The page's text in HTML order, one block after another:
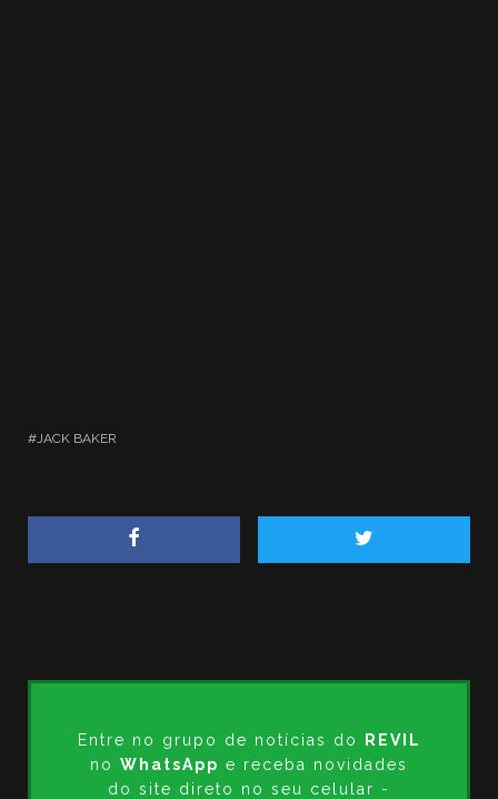
JACK BAKER
Entre no grupo de notícias do
REVIL
no WhatsApp e receba novidades
do site direto no seu celular -